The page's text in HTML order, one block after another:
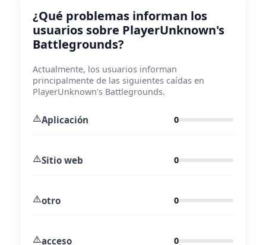
¿Qué problemas informan los
usuarios sobre PlayerUnknown's
Battlegrounds?
Actualmente, los usuarios informan
principalmente de las siguientes caídas en
PlayerUnknown's Battlegrounds.
⚠️Aplicación 0
⚠️Sitio web 0
⚠️otro 0
⚠️acceso 0